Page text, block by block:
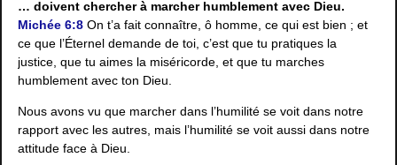
… doivent chercher à marcher humblement avec Dieu.
Michée 6:8 On t’a fait connaître, ô homme, ce qui est bien ; et
ce que l’Éternel demande de toi, c’est que tu pratiques la
justice, que tu aimes la miséricorde, et que tu marches
humblement avec ton Dieu.
Nous avons vu que marcher dans l’humilité se voit dans notre
rapport avec les autres, mais l’humilité se voit aussi dans notre
attitude face à Dieu.